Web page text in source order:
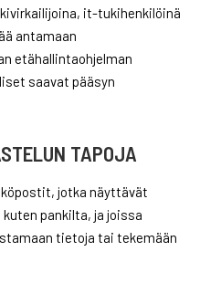
it-tukihenkilöinä
antamaan
etähallintaohjelman
saavat pääsyn
TAPOJA
jotka näyttävät
pankilta, ja joissa
tietoja tai tekemään